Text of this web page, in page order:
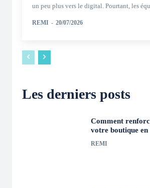
un peu plus vers le digital. Pourtant, les
REMI - 20/07/2026
Les derniers posts
Comment
votre boutique en
REMI